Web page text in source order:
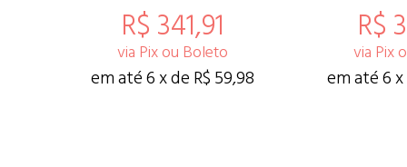
R$ 341,91
via Pix ou Boleto
em até 6 x de R$ 59,98
R$
via Pix
em até 6